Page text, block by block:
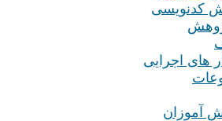
کدنویسی
های اجرایی
آموزان